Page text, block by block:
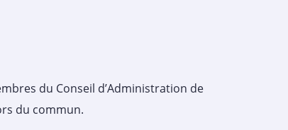
du Conseil d’Administration de
du commun.